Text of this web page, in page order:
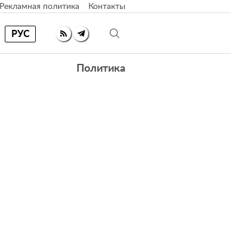
Рекламная политика Контакты
РУС
Политика